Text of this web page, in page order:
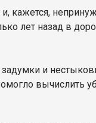
кажется,
лет назад в
и
вычислить